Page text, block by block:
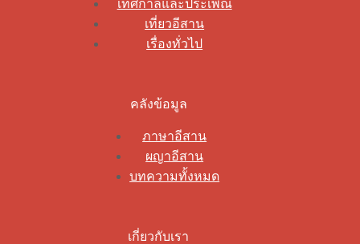
เทศกาลและประเพณี
เที่ยวอีสาน
เรื่องทั่วไป
คลังข้อมูล
ภาษาอีสาน
ผญาอีสาน
บทความทั้งหมด
เกี่ยวกับเรา